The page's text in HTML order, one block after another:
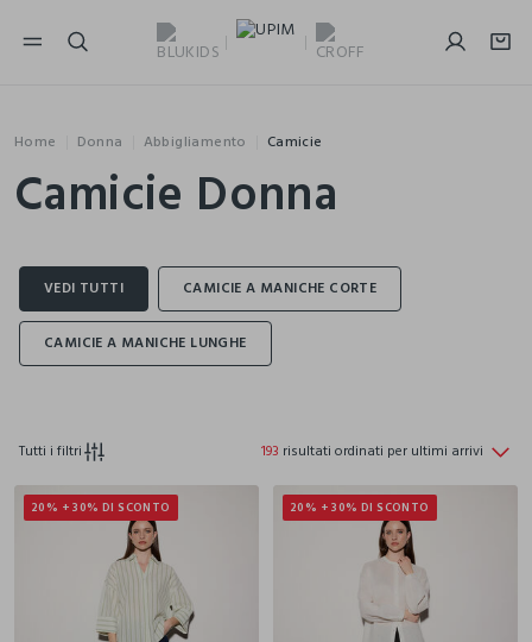
NAVIGATION.ARIA.GOTOMAINCONTENT
Home Donna Abbigliamento Camicie
Camicie Donna
Tutti i filtri 193 risultati ordinati per ultimi arrivi
20% + 30% DI SCONTO 20% + 30% DI SCONTO